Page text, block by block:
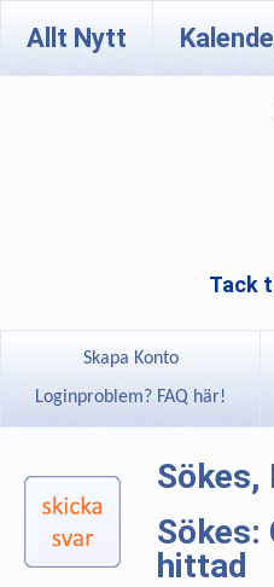
Allt Nytt
Tack
Skapa Konto
Loginproblem? FAQ här!
hittad